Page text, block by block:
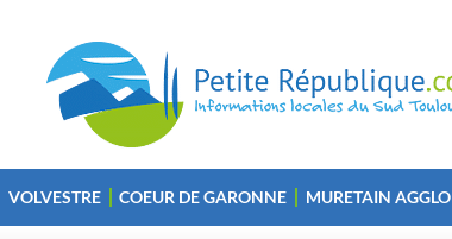
VOLVESTRE COEUR DE GARONNE MURETAIN AGGLO